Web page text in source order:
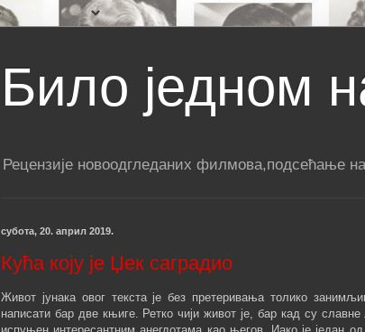
Било једном
Рецензије новоодгледаних филмова,подсећање
субота, 20. април 2019.
Кућа коју је Џек саградио
Живот јунака овог текста је без претеривања толико
написати бар две књиге. Ретко чији живот је, бар кад су